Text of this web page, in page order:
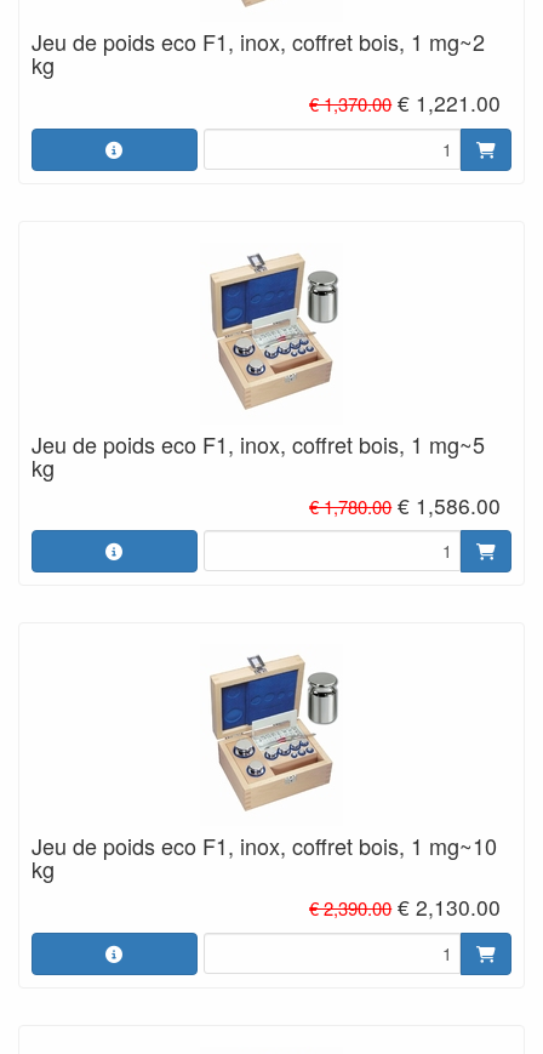
Jeu de poids eco F1, inox, coffret bois, 1 mg~2
kg
€ 1,370.00 € 1,221.00
Jeu de poids eco F1, inox, coffret bois, 1 mg~5
kg
€ 1,780.00 € 1,586.00
Jeu de poids eco F1, inox, coffret bois, 1 mg~10
kg
€ 2,390.00 € 2,130.00